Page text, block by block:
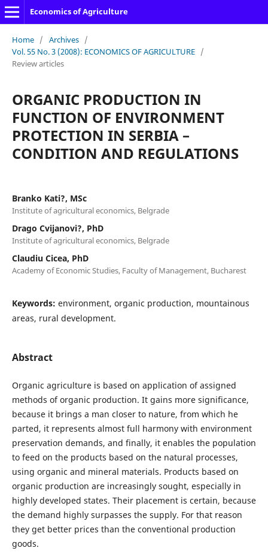
Economics of Agriculture
Home / Archives /
Vol. 55 No. 3 (2008): ECONOMICS OF AGRICULTURE /
Review articles
ORGANIC PRODUCTION IN
FUNCTION OF ENVIRONMENT
PROTECTION IN SERBIA –
CONDITION AND REGULATIONS
Branko Kati?, MSc
Institute of agricultural economics, Belgrade
Drago Cvijanovi?, PhD
Institute of agricultural economics, Belgrade
Claudiu Cicea, PhD
Academy of Economic Studies, Faculty of Management, Bucharest
Keywords: environment, organic production, mountainous
areas, rural development.
Abstract
Organic agriculture is based on application of assigned
methods of organic production. It gains more significance,
because it brings a man closer to nature, from which he
parted, it represents almost full harmony with environment
preservation demands, and finally, it enables the population
to feed on the products based on the natural processes,
using organic and mineral materials. Products based on
organic production are increasingly sought, especially in
highly developed states. Their placement is certain, because
the demand highly surpasses the supply. For that reason
they get better prices than the conventional production
goods.